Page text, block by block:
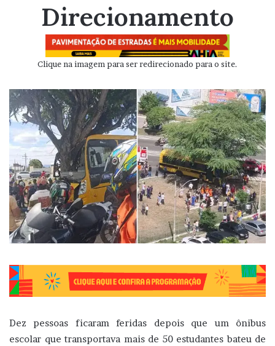
Direcionamento
Clique na imagem para ser redirecionado para o site.
Dez pessoas ficaram feridas depois que um ônibus
escolar que transportava mais de 50 estudantes bateu de